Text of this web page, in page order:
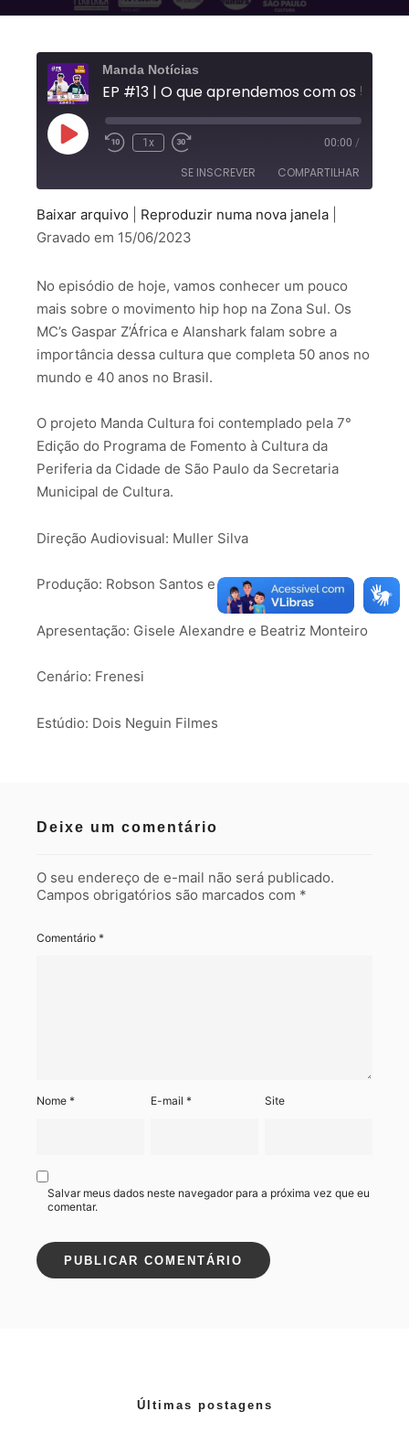
Manda Notícias
1x 00:00 /
SE INSCREVER COMPARTILHAR
FEED RSS
COMPARTILHAR
INCORPORAR
Baixar arquivo Reproduzir numa nova janela
Gravado em 15/06/2023
No episódio de hoje, vamos conhecer um pouco
mais sobre o movimento hip hop na Zona Sul. Os
MC’s Gaspar Z’África e Alanshark falam sobre a
importância dessa cultura que completa 50 anos no
mundo e 40 anos no Brasil.
O projeto Manda Cultura foi contemplado pela 7°
Edição do Programa de Fomento à Cultura da
Periferia da Cidade de São Paulo da Secretaria
Municipal de Cultura.
Direção Audiovisual: Muller Silva
Produção: Robson Santos e Karoline Lopes
Apresentação: Gisele Alexandre e Beatriz Monteiro
Cenário: Frenesi
Estúdio: Dois Neguin Filmes
Deixe um comentário
O seu endereço de e-mail não será publicado.
Campos obrigatórios são marcados com *
Comentário *
Nome * E-mail* Site
Salvar meus dados neste navegador para a próxima vez que eu
comentar.
Últimas postagens